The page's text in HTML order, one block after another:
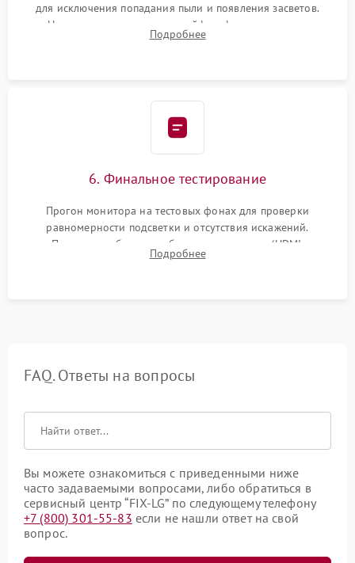
для исключения попадания пыли и появления засветов.
Надежное подключение шлейфов, фиксация плат и
аккуратное защелкивание пластикового корпуса монитора.
Подробнее
6. Финальное тестирование
Прогон монитора на тестовых фонах для проверки
равномерности подсветки и отсутствия искажений.
Проверка работоспособности всех портов (HDMI,
DisplayPort, VGA) и кнопок управления под нагрузкой в
Подробнее
FAQ. Ответы на вопросы
Вы можете ознакомиться с приведенными ниже
часто задаваемыми вопросами, либо обратиться в
сервисный центр “FIX-LG” по следующему телефону
+7 (800) 301-55-83 если не нашли ответ на свой
вопрос.